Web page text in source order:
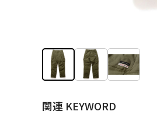
関連 KEYWORD